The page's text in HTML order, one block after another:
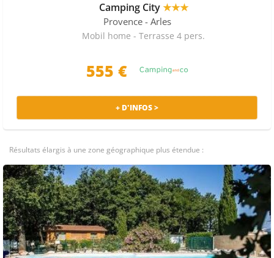
Camping City★★★
Provence - Arles
Mobil home - Terrasse 4 pers.
555 €
+ D'INFOS >
Résultats élargis à une zone géographique plus étendue :